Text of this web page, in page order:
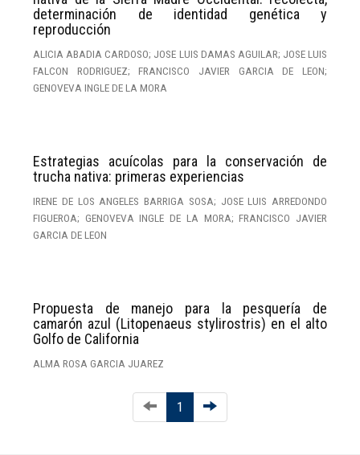
determinación de identidad genética y
reproducción
ALICIA ABADIA CARDOSO; JOSE LUIS DAMAS AGUILAR; JOSE LUIS
FALCON RODRIGUEZ; FRANCISCO JAVIER GARCIA DE LEON;
GENOVEVA INGLE DE LA MORA
Estrategias acuícolas para la conservación de
trucha nativa: primeras experiencias
IRENE DE LOS ANGELES BARRIGA SOSA; JOSE LUIS ARREDONDO
FIGUEROA; GENOVEVA INGLE DE LA MORA; FRANCISCO JAVIER
GARCIA DE LEON
Propuesta de manejo para la pesquería de
camarón azul (Litopenaeus stylirostris) en el alto
Golfo de California
ALMA ROSA GARCIA JUAREZ
1